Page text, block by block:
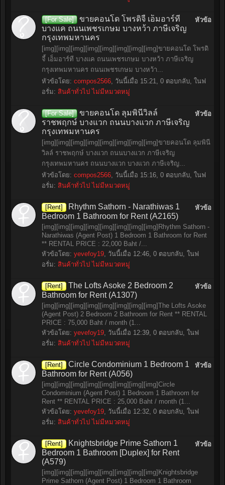
หัวข้อ
[For Sale]
ขายคอนโด โพรดิจี้ เอ็มอาร์ที
บางแค ถนนเพชรเกษม บางหว้า ภาษีเจริญ
กรุงเทพมหานคร
[img][img][img][img][img][img][img][img]ขายคอนโด โพรดิ
จี้ เอ็มอาร์ที บางแค ถนนเพชรเกษม บางหว้า ภาษีเจริญ
กรุงเทพมหานคร ถนนเพชรเกษม บางหว้า...
หัวข้อโดย: compos2566, วันนี้เมื่อ 15:21, 0 ตอบกลับ, ในฟ
อรั่ม: สินค้าทั่วไป ไม่มีหมวดหมู่
หัวข้อ
[For Sale]
ขายคอนโด ลุมพินีวิลล์
ราชพฤกษ์ บางแวก ถนนบางแวก ภาษีเจริญ
กรุงเทพมหานคร
[img][img][img][img][img][img][img][img]ขายคอนโด ลุมพินี
วิลล์ ราชพฤกษ์ บางแวก ถนนบางแวก ภาษีเจริญ
กรุงเทพมหานคร ถนนบางแวก บางแวก ภาษีเจริญ...
หัวข้อโดย: compos2566, วันนี้เมื่อ 15:16, 0 ตอบกลับ, ในฟ
อรั่ม: สินค้าทั่วไป ไม่มีหมวดหมู่
หัวข้อ
[Rent]
Rhythm Sathorn - Narathiwas 1
Bedroom 1 Bathroom for Rent (A2165)
[img][img][img][img][img][img][img][img]Rhythm Sathorn -
Narathiwas (Agent Post) 1 Bedroom 1 Bathroom for Rent
** RENTAL PRICE : 22,000 Baht /...
หัวข้อโดย: yevefoy19, วันนี้เมื่อ 12:46, 0 ตอบกลับ, ในฟ
อรั่ม: สินค้าทั่วไป ไม่มีหมวดหมู่
หัวข้อ
[Rent]
The Lofts Asoke 2 Bedroom 2
Bathroom for Rent (A1307)
[img][img][img][img][img][img][img][img]The Lofts Asoke
(Agent Post) 2 Bedroom 2 Bathroom for Rent ** RENTAL
PRICE : 75,000 Baht / month (1...
หัวข้อโดย: yevefoy19, วันนี้เมื่อ 12:39, 0 ตอบกลับ, ในฟ
อรั่ม: สินค้าทั่วไป ไม่มีหมวดหมู่
หัวข้อ
[Rent]
Circle Condominium 1 Bedroom 1
Bathroom for Rent (A056)
[img][img][img][img][img][img][img][img]Circle
Condominium (Agent Post) 1 Bedroom 1 Bathroom for
Rent ** RENTAL PRICE : 25,000 Baht / month (1...
หัวข้อโดย: yevefoy19, วันนี้เมื่อ 12:32, 0 ตอบกลับ, ในฟ
อรั่ม: สินค้าทั่วไป ไม่มีหมวดหมู่
หัวข้อ
[Rent]
Knightsbridge Prime Sathorn 1
Bedroom 1 Bathroom [Duplex] for Rent
(A579)
[img][img][img][img][img][img][img][img]Knightsbridge
Prime Sathorn (Agent Post) 1 Bedroom 1 Bathroom